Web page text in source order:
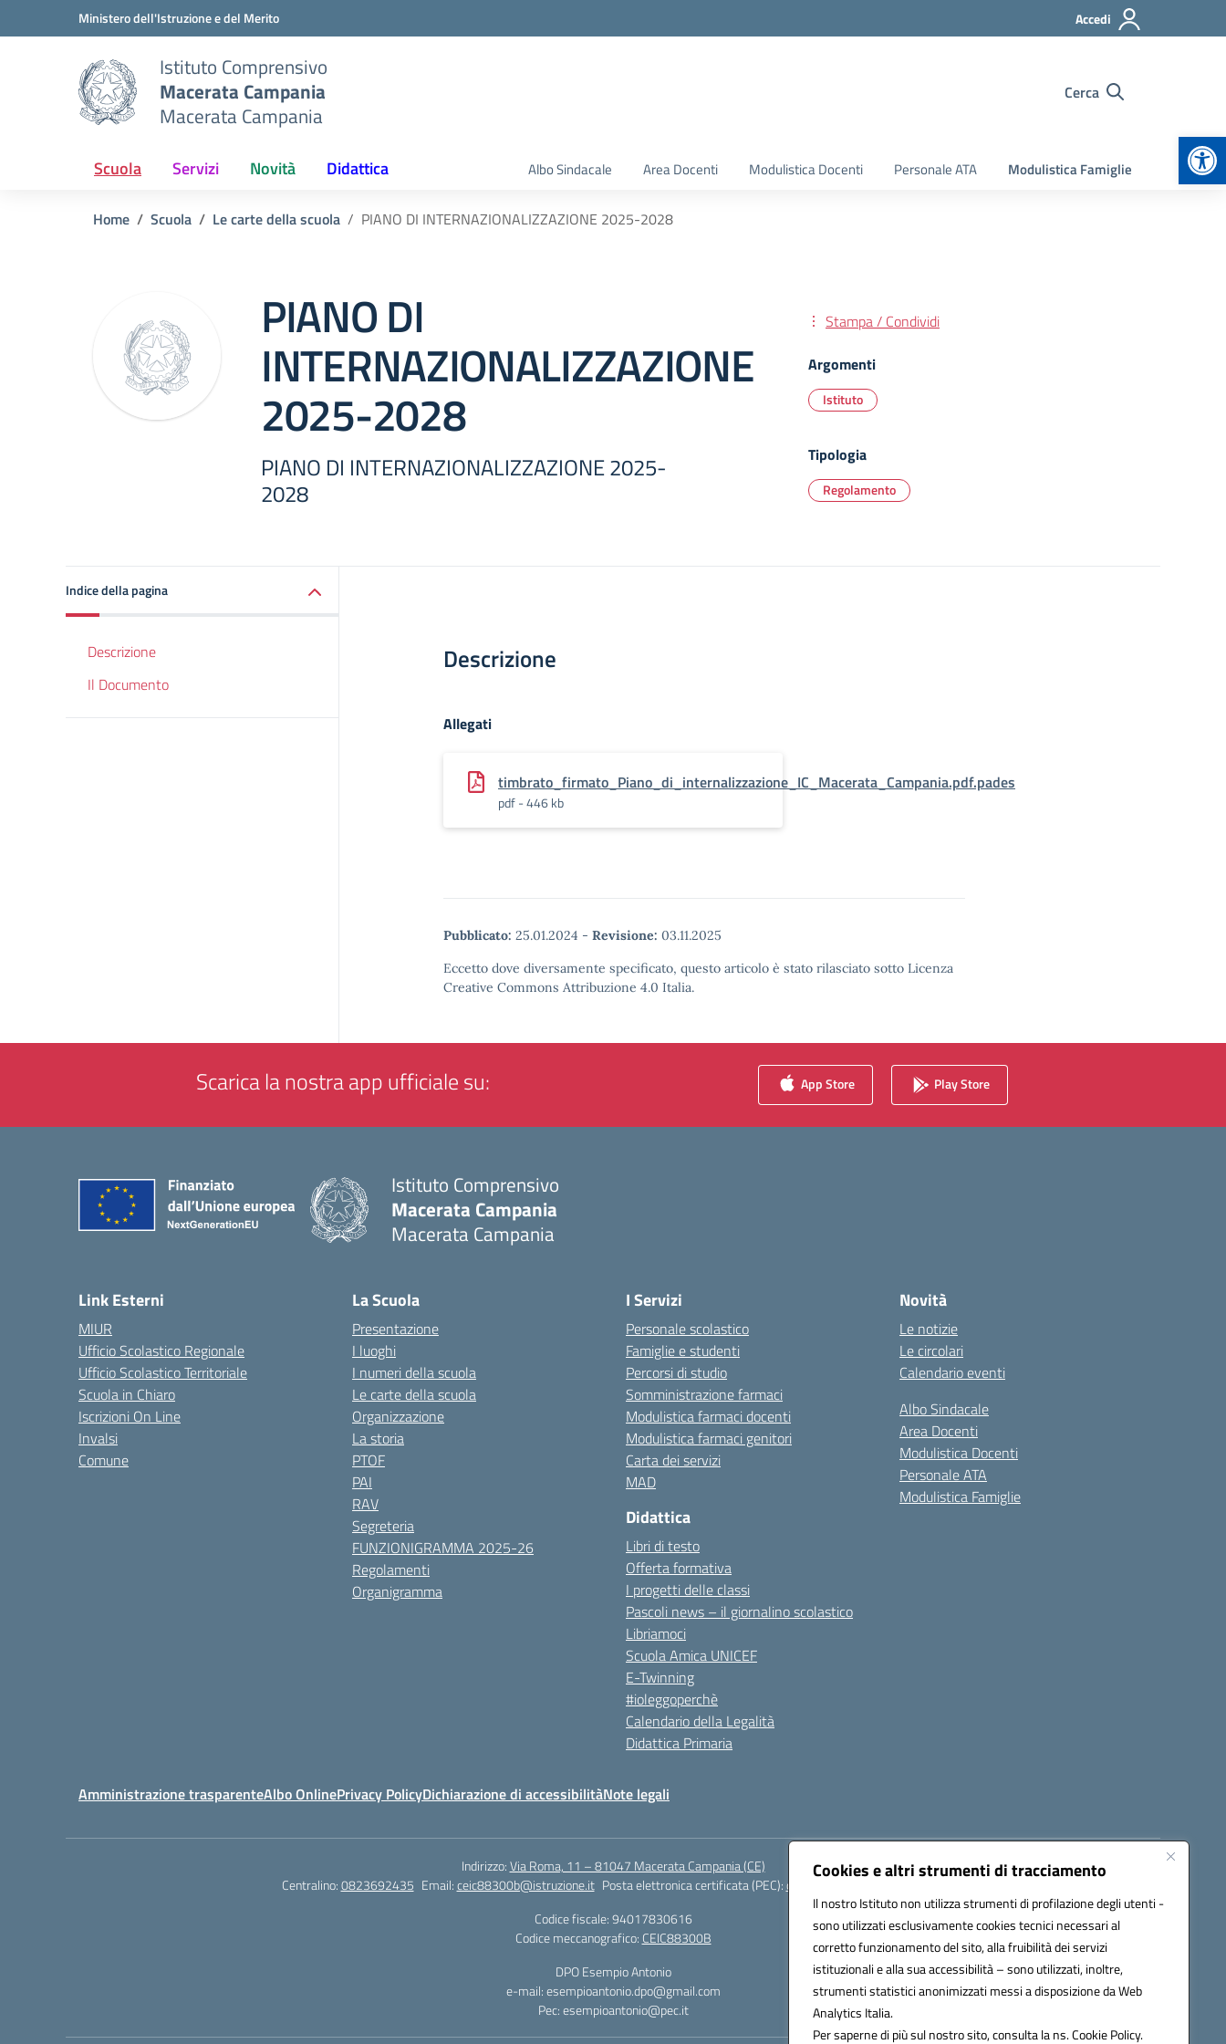
Cookies e altri strumenti di tracciamento
Il nostro Istituto non utilizza strumenti di profilazione degli utenti -
sono utilizzati esclusivamente cookies tecnici necessari al
corretto funzionamento del sito, alla fruibilità dei servizi
istituzionali e alla sua accessibilità – sono utilizzati, inoltre,
strumenti statistici anonimizzati messi a disposizione da Web
Analytics Italia.
Per saperne di più sul nostro sito, consulta la ns. Cookie Policy.
Vai ai contenuti
Vai al menu di navigazioneMinistero dell'Istruzione e del Merito Accedi
Istituto Comprensivo
Macerata Campania
Macerata Campania
Cerca
Scuola Servizi Novità Didattica Albo Sindacale Area Docenti Modulistica Docenti Personale ATA Modulistica Famiglie
Home Scuola Le carte della scuola PIANO DI INTERNAZIONALIZZAZIONE 2025-2028
PIANO DI
INTERNAZIONALIZZAZIONE
2025-2028
PIANO DI INTERNAZIONALIZZAZIONE 2025-
2028
Stampa / Condividi
Argomenti
Istituto
Tipologia
Regolamento
Indice della pagina
Descrizione
Il Documento
Descrizione
Allegati
timbrato_firmato_Piano_di_internalizzazione_IC_Macerata_Campania.pdf.pades
pdf - 446 kb
Pubblicato: 25.01.2024 - Revisione: 03.11.2025
Eccetto dove diversamente specificato, questo articolo è stato rilasciato sotto Licenza
Creative Commons Attribuzione 4.0 Italia.
Scarica la nostra app ufficiale su: App Store Play Store
Istituto Comprensivo
Macerata Campania
Macerata Campania
Link Esterni
MIUR
Ufficio Scolastico Regionale
Ufficio Scolastico Territoriale
Scuola in Chiaro
Iscrizioni On Line
Invalsi
Comune
La Scuola
Presentazione
I luoghi
I numeri della scuola
Le carte della scuola
Organizzazione
La storia
PTOF
PAI
RAV
Segreteria
FUNZIONIGRAMMA 2025-26
Regolamenti
Organigramma
I Servizi
Personale scolastico
Famiglie e studenti
Percorsi di studio
Somministrazione farmaci
Modulistica farmaci docenti
Modulistica farmaci genitori
Carta dei servizi
MAD
Didattica
Libri di testo
Offerta formativa
I progetti delle classi
Pascoli news – il giornalino scolastico
Libriamoci
Scuola Amica UNICEF
E-Twinning
#ioleggoperchè
Calendario della Legalità
Didattica Primaria
Novità
Le notizie
Le circolari
Calendario eventi
Albo Sindacale
Area Docenti
Modulistica Docenti
Personale ATA
Modulistica Famiglie
Amministrazione trasparenteAlbo OnlinePrivacy PolicyDichiarazione di accessibilitàNote legali
Indirizzo:Via Roma, 11 – 81047 Macerata Campania (CE)
Centralino:0823692435 Email:ceic88300b@istruzione.it Posta elettronica certificata (PEC):ceic88300b@pec.istruzione.it
Codice fiscale: 94017830616
Codice meccanografico: CEIC88300B
DPO Esempio Antonio
e-mail: esempioantonio.dpo@gmail.com
Pec: esempioantonio@pec.it